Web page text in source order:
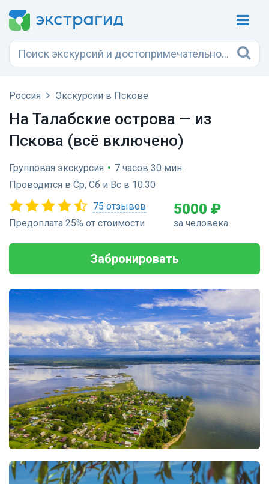
Россия Экскурсии в Пскове
На Талабские острова — из
Пскова (всё включено)
Групповая экскурсия • 7 часов 30 мин.
Проводится в Ср, Сб и Вс в 10:30
75 отзывов
Предоплата 25% от стоимости
5000 ₽
за человека
Забронировать